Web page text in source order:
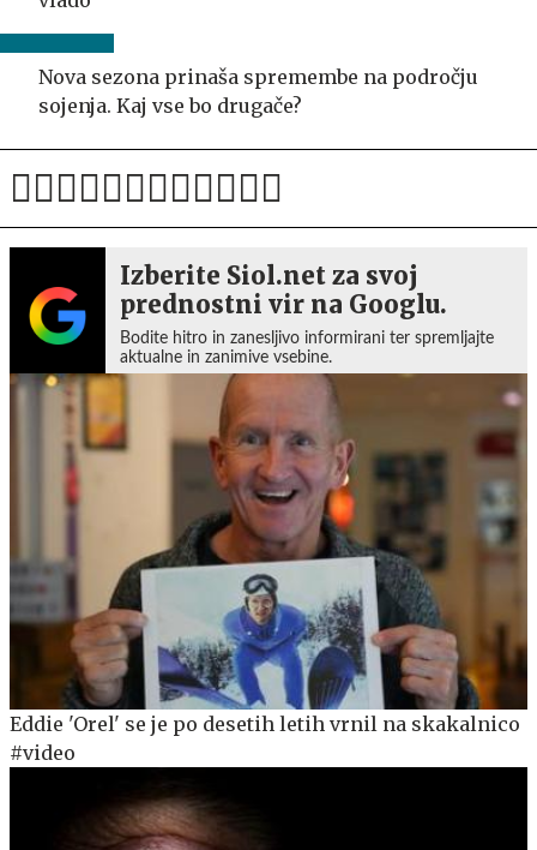
Nova sezona prinaša spremembe na področju
sojenja. Kaj vse bo drugače?
Izberite Siol.net za svoj
prednostni vir na Googlu.
Bodite hitro in zanesljivo informirani ter spremljajte
aktualne in zanimive vsebine.
Eddie 'Orel' se je po desetih letih vrnil na skakalnico
#video